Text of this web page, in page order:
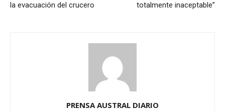
la evacuación del crucero
totalmente inaceptable”
PRENSA AUSTRAL DIARIO